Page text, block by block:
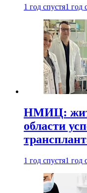
1 год спустя1 год
НМИЦ:
области
1 год спустя1 год